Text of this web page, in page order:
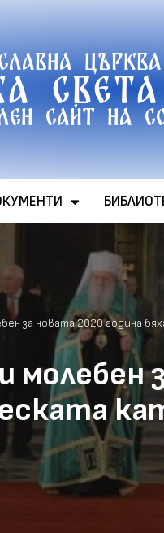
сайт на
за новата 2020 година
молебен